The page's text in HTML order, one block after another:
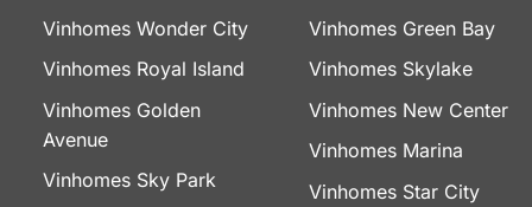
Vinhomes Wonder City
Vinhomes Royal Island
Vinhomes Golden
Avenue
Vinhomes Sky Park
Vinhomes Green Bay
Vinhomes Skylake
Vinhomes New Center
Vinhomes Marina
Vinhomes Star City